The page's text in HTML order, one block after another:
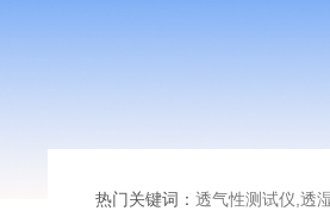
热门关键词： 透气性测试仪,透湿性